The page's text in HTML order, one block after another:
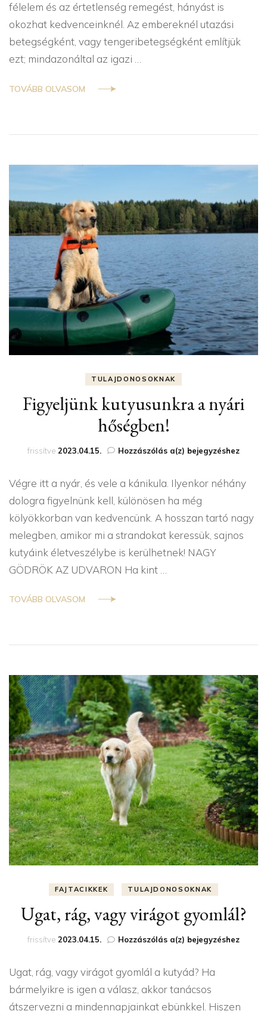
félelem és az értetlenség remegést, hányást is
okozhat kedvenceinknél. Az embereknél utazási
betegségként, vagy tengeribetegségként említjük
ezt; mindazonáltal az igazi …
TOVÁBB OLVASOM
TULAJDONOSOKNAK
Figyeljünk kutyusunkra a nyári
hőségben!
frissítve 2023.04.15. Hozzászólás a(z) Figyeljünk
nyári
hőségben!
bejegyzéshez
Végre itt a nyár, és vele a kánikula. Ilyenkor néhány
dologra figyelnünk kell, különösen ha még
kölyökkorban van kedvencünk. A hosszan tartó nagy
melegben, amikor mi a strandokat keressük, sajnos
kutyáink életveszélybe is kerülhetnek! NAGY
GÖDRÖK AZ UDVARON Ha kint …
TOVÁBB OLVASOM
FAJTACIKKEK TULAJDONOSOKNAK
Ugat, rág, vagy virágot gyomlál?
frissítve 2023.04.15. Hozzászólás a(z) Ugat,
virágot
gyomlál?
bejegyzéshez
Ugat, rág, vagy virágot gyomlál a kutyád? Ha
bármelyikre is igen a válasz, akkor tanácsos
átszervezni a mindennapjainkat ebünkkel. Hiszen